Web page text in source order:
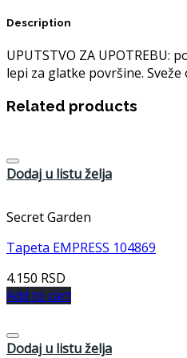
Description
UPUTSTVO ZA
lepi za glatke površine.
Related products
Dodaj u listu želja
Secret Garden
Tapeta EMPRESS 104869
4.150 RSD
Add to cart
Dodaj u listu želja